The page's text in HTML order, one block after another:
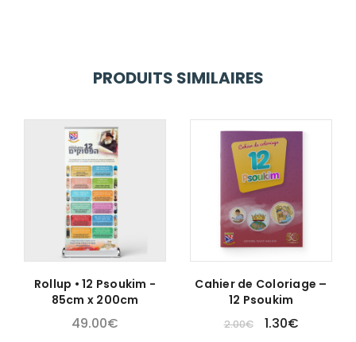
PRODUITS SIMILAIRES
Rollup • 12 Psoukim -
85cm x 200cm
49.00€
Cahier de Coloriage –
12 Psoukim
2.00€ 1.30€